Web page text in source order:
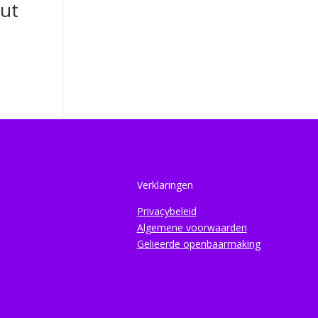
Verklaringen
Privacybeleid
Algemene voorwaarden
Gelieerde openbaarmaking